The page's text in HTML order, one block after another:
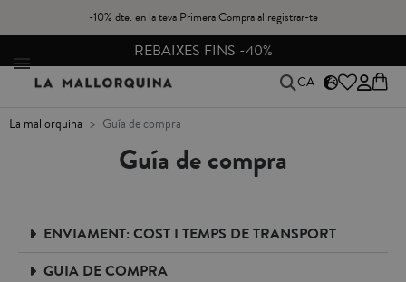
-10% dte. en la teva Primera Compra al registrar-te
REBAIXES FINS -40%
CA
la mallorquina guía de compra
Guía de compra
ENVIAMENT: COST I TEMPS DE TRANSPORT
GUIA DE COMPRA